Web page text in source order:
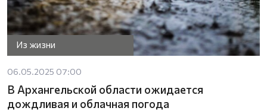
Из жизни
06.05.2025 07:00
В Архангельской области ожидается
дождливая и облачная погода